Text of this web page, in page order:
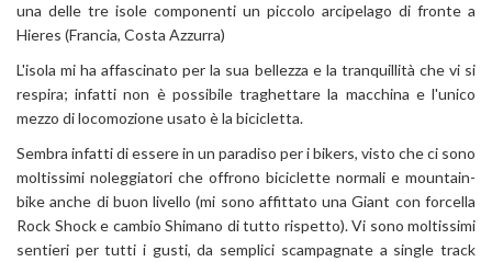
una delle tre isole componenti un piccolo arcipelago di fronte a
Hieres (Francia, Costa Azzurra)
L'isola mi ha affascinato per la sua bellezza e la tranquillità che vi si
respira; infatti non è possibile traghettare la macchina e l'unico
mezzo di locomozione usato è la bicicletta.
Sembra infatti di essere in un paradiso per i bikers, visto che ci sono
moltissimi noleggiatori che offrono biciclette normali e mountain-
bike anche di buon livello (mi sono affittato una Giant con forcella
Rock Shock e cambio Shimano di tutto rispetto). Vi sono moltissimi
sentieri per tutti i gusti, da semplici scampagnate a single track